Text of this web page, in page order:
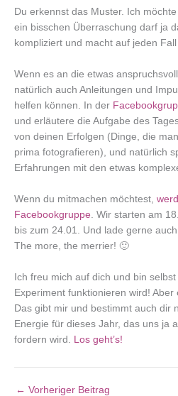
Du erkennst das Muster. Ich
ein bisschen Überraschung darf ja
kompliziert und macht auf jeden
Wenn es an die etwas
natürlich auch Anleitungen und
helfen können. In der
und erläutere die Aufgabe des
von deinen Erfolgen (Dinge, die
prima fotografieren), und natürlich
Erfahrungen mit den etwas
Wenn du mitmachen möchtest,
Facebookgruppe . Wir starten am
bis zum 24.01. Und lade gerne
The more, the merrier! 🙂
Ich freu mich auf dich und bin
Experiment funktionieren wird!
Das gibt mir und bestimmt auch dir
Energie für dieses Jahr, das uns ja
fordern wird.
Los geht’s!
← Vorheriger Beitrag